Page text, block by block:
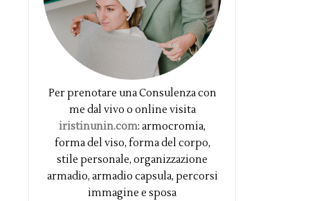
Per prenotare una Consulenza con
me dal vivo o online visita
iristinunin.com: armocromia,
forma del viso, forma del corpo,
stile personale, organizzazione
armadio, armadio capsula, percorsi
immagine e sposa